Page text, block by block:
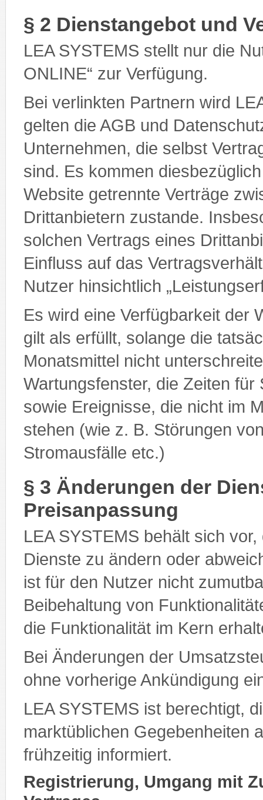
§ 2 Dienstangebot und
LEA SYSTEMS stellt nur die
ONLINE“ zur Verfügung.
Bei verlinkten Partnern wird
gelten die AGB und
Unternehmen, die selbst
sind. Es kommen
Website getrennte Verträge
Drittanbietern zustande.
solchen Vertrags eines
Einfluss auf das
Nutzer hinsichtlich
Es wird eine Verfügbarkeit der
gilt als erfüllt, solange die
Monatsmittel nicht
Wartungsfenster, die Zeiten
sowie Ereignisse, die nicht im
stehen (wie z. B. Störungen
Stromausfälle etc.)
§ 3 Änderungen der
Preisanpassung
LEA SYSTEMS behält sich
Dienste zu ändern oder
ist für den Nutzer nicht
Beibehaltung von
die Funktionalität im Kern
Bei Änderungen der
ohne vorherige Ankündigung
LEA SYSTEMS ist berechtigt,
marktüblichen Gegebenheiten
frühzeitig informiert.
Registrierung, Umgang mit